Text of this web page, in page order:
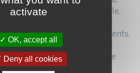
configuration organisationnelle.
de produits et de clients.
des actifs durables.
ESG dans les scoring de
activate
OK, accept all
Deny all cookies